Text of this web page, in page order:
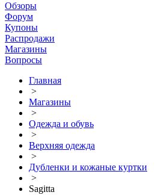
Обзоры
Форум
Купоны
Распродажи
Магазины
Вопросы
Главная
>
Магазины
>
Одежда и обувь
>
Верхняя одежда
>
Дубленки и кожаные куртки
>
Sagitta